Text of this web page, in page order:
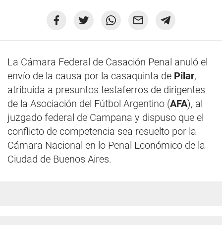
La Cámara Federal de Casación Penal anuló el
envío de la causa por la casaquinta de Pilar,
atribuida a presuntos testaferros de dirigentes
de la Asociación del Fútbol Argentino (AFA), al
juzgado federal de Campana y dispuso que el
conflicto de competencia sea resuelto por la
Cámara Nacional en lo Penal Económico de la
Ciudad de Buenos Aires.